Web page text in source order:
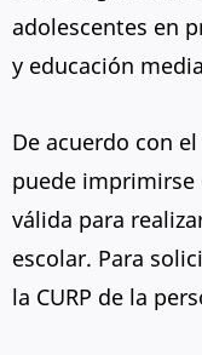
adolescentes en
y educación
De acuerdo con
puede imprimirse
válida para
escolar. Para
la CURP de la